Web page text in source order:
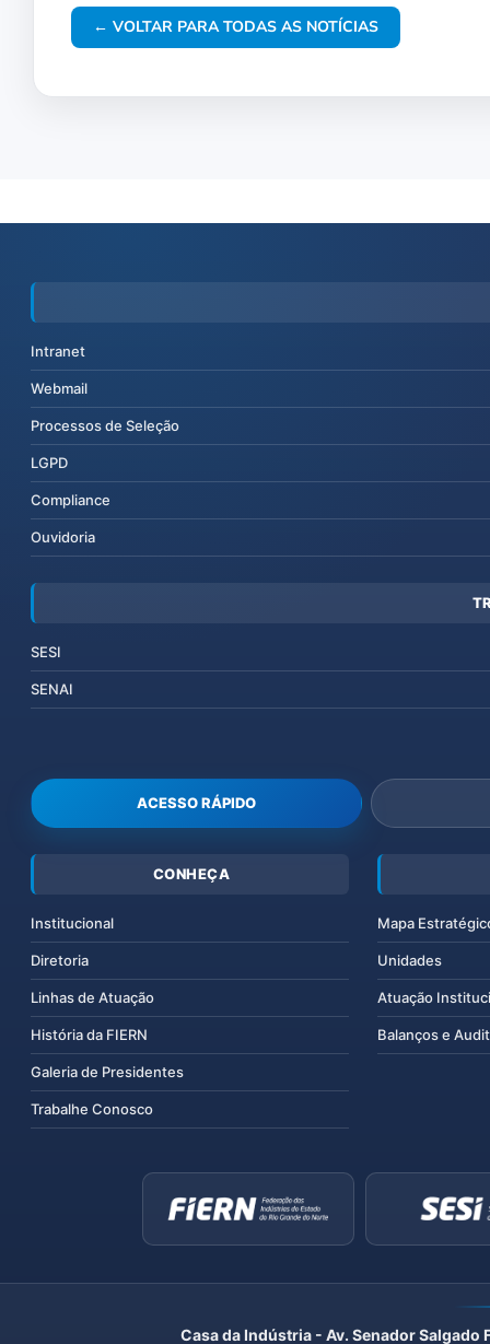
← VOLTAR PARA TODAS AS NOTÍCIAS
Intranet
Webmail
Processos de Seleção
LGPD
Compliance
Ouvidoria
SESI
SENAI
ACESSO RÁPIDO
CONHEÇA
Institucional
Diretoria
Linhas de Atuação
História da FIERN
Galeria de Presidentes
Trabalhe Conosco
Mapa
Unidades
Atuação
Balanços e
Casa da Indústria - Av. Senador